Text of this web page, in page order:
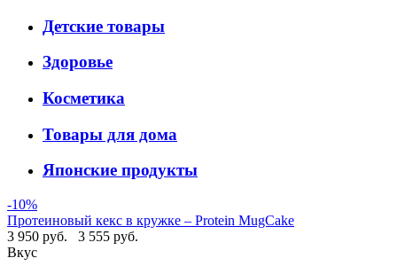
Детские товары
Здоровье
Косметика
Товары для дома
Японские продукты
-10%
Протеиновый кекс в кружке – Protein MugCake
3 950 руб.
3 555 руб.
Вкус